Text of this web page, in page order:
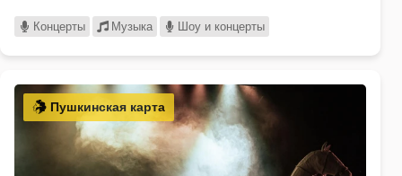
Концерты Музыка Шоу и концерты
Пушкинская карта